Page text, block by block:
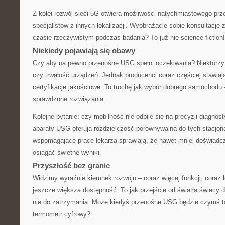
Z kolei rozwój sieci 5G otwiera możliwości natychmiastowego
specjalistów z innych lokalizacji. Wyobrażacie sobie konsultację
czasie rzeczywistym podczas badania? To już nie science fiction!
Niekiedy pojawiają się obawy
Czy aby na pewno przenośne USG spełni oczekiwania?
czy trwałość urządzeń. Jednak producenci coraz częściej
certyfikacje jakościowe. To trochę jak wybór dobrego samochodu
sprawdzone rozwiązania.
Kolejne pytanie: czy mobilność nie odbije się na precyzji
aparaty USG oferują rozdzielczość porównywalną do tych
wspomagające pracę lekarza sprawiają, że nawet mniej
osiągać świetne wyniki.
Przyszłość bez granic
Widzimy wyraźnie kierunek rozwoju – coraz więcej funkcji, coraz
jeszcze większa dostępność. To jak przejście od światła świecy
nie do zatrzymania. Może kiedyś przenośne USG będzie czymś
termometr cyfrowy?